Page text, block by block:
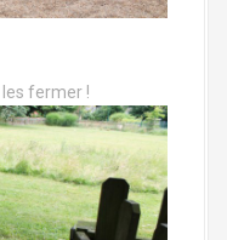
fermer !